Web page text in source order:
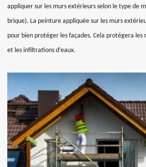
appliquer sur les murs extérieurs selon le type de
brique). La peinture appliquée sur les murs
pour bien protéger les façades. Cela protégera les
et les infiltrations d’eaux.